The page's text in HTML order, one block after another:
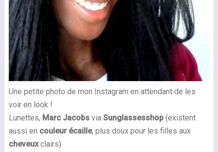
Une petite photo de mon Instagram en attendant de les
voir en look !
Lunettes, Marc Jacobsvia Sunglassesshop (existent
aussi en couleur écaille, plus doux pour les filles aux
cheveuxclairs)